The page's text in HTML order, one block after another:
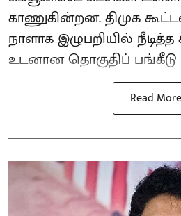
காணுகின்றன. திமுக
நாளாக இழுபறியில்
உடனான தொகுதிப் பங்கீடு
Read More